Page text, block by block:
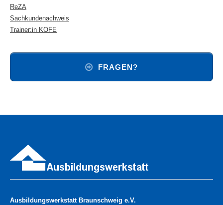
ReZA
Sachkundenachweis
Trainer:in KOFE
FRAGEN?
Ausbildungswerkstatt Braunschweig e.V.